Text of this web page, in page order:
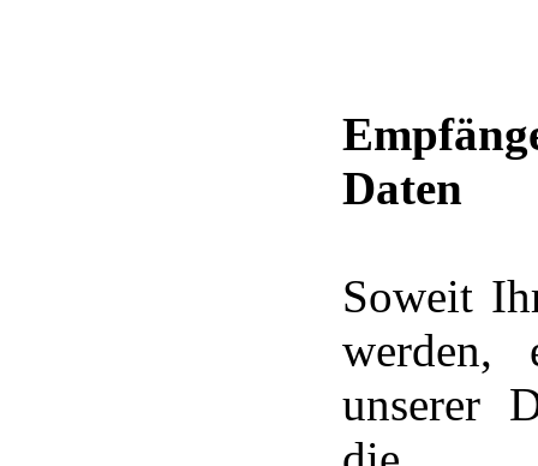
Daten
Soweit
werden,
unserer